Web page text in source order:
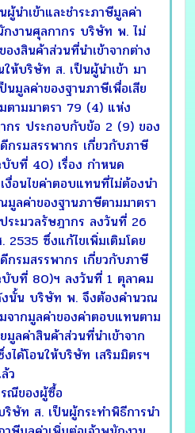
นำเข้าและชำระภาษีมูลค่า
กงานศุลกากร บริษัท พ. ไม่
งสินค้าส่วนที่นำเข้าจากต่าง
ให้บริษัท ส. เป็นผู้นำเข้า มา
นมูลค่าของฐานภาษีเพื่อเสีย
ตามมาตรา 79 (4) แห่ง
กร ประกอบกับข้อ 2 (9) ของ
กรมสรรพากร เกี่ยวกับภาษี
บที่ 40) เรื่อง กำหนด
อนไขค่าตอบแทนที่ไม่ต้องนำ
มูลค่าของฐานภาษีตามมาตรา
ะมวลรัษฎากร ลงวันที่ 26
2535 ซึ่งแก้ไขเพิ่มเติมโดย
กรมสรรพากร เกี่ยวกับภาษี
บที่ 80)ฯ ลงวันที่ 1 ตุลาคม
นั้น บริษัท พ. จึงต้องคำนวณ
จากมูลค่าของค่าตอบแทนตาม
ลค่าสินค้าส่วนที่นำเข้าจาก
งได้โอนให้บริษัท เสริมมิตรฯ
ว
องผู้ซื้อ
เป็นผู้กระทำพิธีการนำ